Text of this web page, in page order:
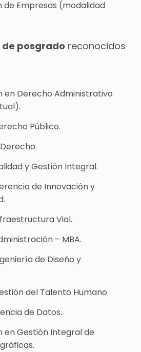
de Empresas (modalidad
posgrado reconocidos
en Derecho Administrativo
Público.
y Gestión Integral.
de Innovación y
Vial.
– MBA.
de Diseño y
del Talento Humano.
de Datos.
en Gestión Integral de